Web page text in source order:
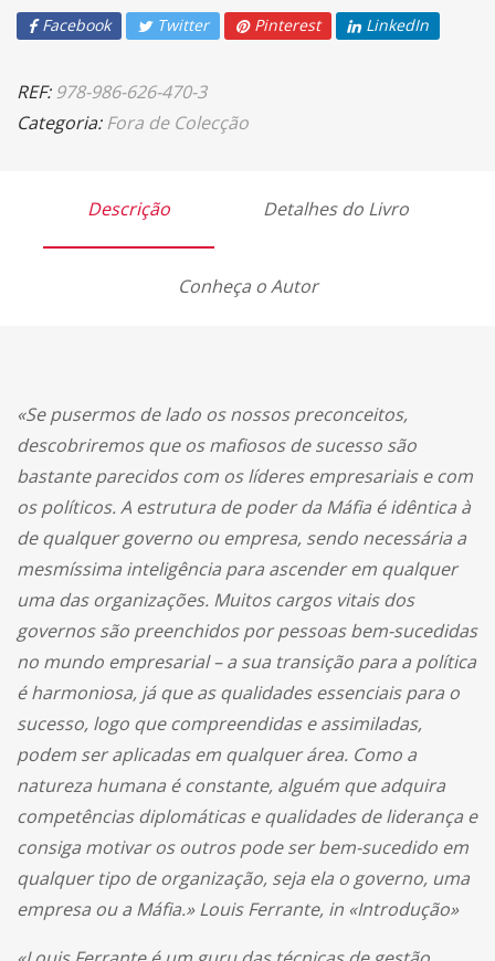
Facebook Twitter Pinterest LinkedIn
REF:978-986-626-470-3
Categoria:Fora de Colecção
Descrição Detalhes do Livro
Conheça o Autor
«Se pusermos de lado os nossos preconceitos,
descobriremos que os mafiosos de sucesso são
bastante parecidos com os líderes empresariais e com
os políticos. A estrutura de poder da Máfia é idêntica à
de qualquer governo ou empresa, sendo necessária a
mesmíssima inteligência para ascender em qualquer
uma das organizações. Muitos cargos vitais dos
governos são preenchidos por pessoas bem-sucedidas
no mundo empresarial – a sua transição para a política
é harmoniosa, já que as qualidades essenciais para o
sucesso, logo que compreendidas e assimiladas,
podem ser aplicadas em qualquer área. Como a
natureza humana é constante, alguém que adquira
competências diplomáticas e qualidades de liderança e
consiga motivar os outros pode ser bem-sucedido em
qualquer tipo de organização, seja ela o governo, uma
empresa ou a Máfia.» Louis Ferrante, in «Introdução»